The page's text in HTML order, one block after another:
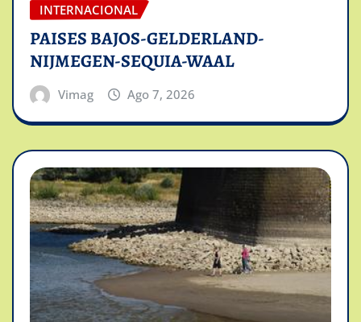
INTERNACIONAL
PAISES BAJOS-GELDERLAND-
NIJMEGEN-SEQUIA-WAAL
Vimag Ago 7, 2026